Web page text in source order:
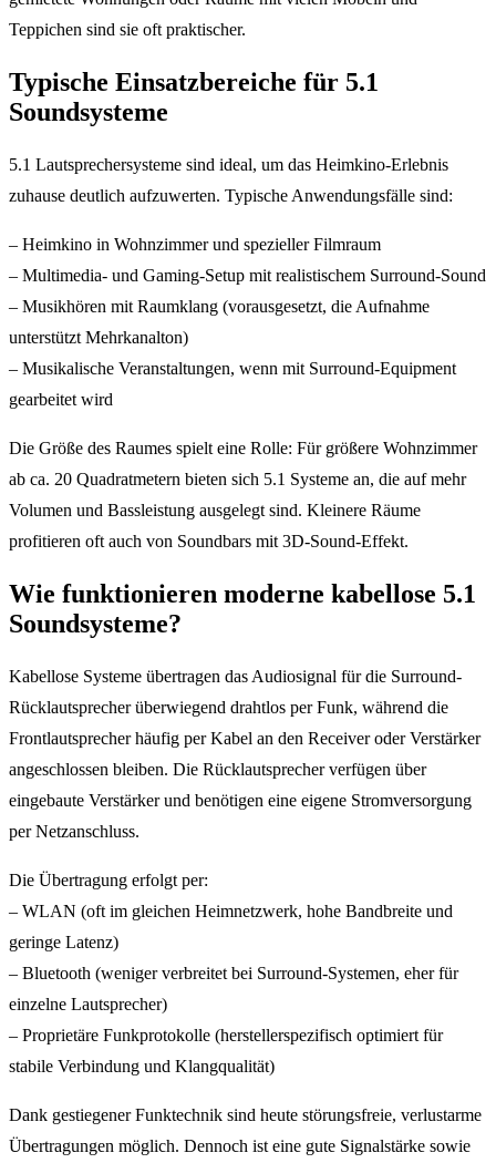
Teppichen sind sie oft praktischer.
Typische Einsatzbereiche für 5.1
Soundsysteme
5.1 Lautsprechersysteme sind ideal, um das Heimkino-Erlebnis
zuhause deutlich aufzuwerten. Typische Anwendungsfälle sind:
– Heimkino in Wohnzimmer und spezieller Filmraum
– Multimedia- und Gaming-Setup mit realistischem Surround-Sound
– Musikhören mit Raumklang (vorausgesetzt, die Aufnahme
unterstützt Mehrkanalton)
– Musikalische Veranstaltungen, wenn mit Surround-Equipment
gearbeitet wird
Die Größe des Raumes spielt eine Rolle: Für größere Wohnzimmer
ab ca. 20 Quadratmetern bieten sich 5.1 Systeme an, die auf mehr
Volumen und Bassleistung ausgelegt sind. Kleinere Räume
profitieren oft auch von Soundbars mit 3D-Sound-Effekt.
Wie funktionieren moderne kabellose 5.1
Soundsysteme?
Kabellose Systeme übertragen das Audiosignal für die Surround-
Rücklautsprecher überwiegend drahtlos per Funk, während die
Frontlautsprecher häufig per Kabel an den Receiver oder Verstärker
angeschlossen bleiben. Die Rücklautsprecher verfügen über
eingebaute Verstärker und benötigen eine eigene Stromversorgung
per Netzanschluss.
Die Übertragung erfolgt per:
– WLAN (oft im gleichen Heimnetzwerk, hohe Bandbreite und
geringe Latenz)
– Bluetooth (weniger verbreitet bei Surround-Systemen, eher für
einzelne Lautsprecher)
– Proprietäre Funkprotokolle (herstellerspezifisch optimiert für
stabile Verbindung und Klangqualität)
Dank gestiegener Funktechnik sind heute störungsfreie, verlustarme
Übertragungen möglich. Dennoch ist eine gute Signalstärke sowie